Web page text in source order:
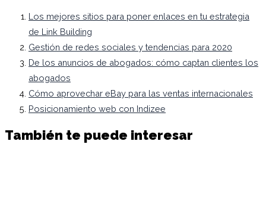
Los mejores sitios para poner enlaces en tu estrategia
de Link Building
Gestión de redes sociales y tendencias para 2020
De los anuncios de abogados: cómo captan clientes los
abogados
Cómo aprovechar eBay para las ventas internacionales
Posicionamiento web con Indizee
También te puede interesar